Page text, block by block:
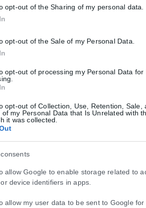
opt-out of the Sharing of my personal data.
opt-out of the Sale of my Personal Data.
opt-out of processing my Personal Data for
opt-out of Collection, Use, Retention, Sale,
of my Personal Data that Is Unrelated with
it was collected.
allow Google to enable storage related to
device identifiers in apps.
allow my user data to be sent to Google
δευτέρου βαθμού στους οπίσθιους